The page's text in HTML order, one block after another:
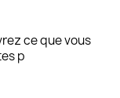
ce que vous
p